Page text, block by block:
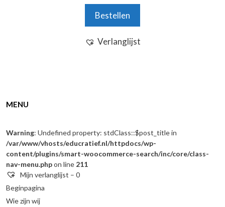
Bestellen
Verlanglijst
MENU
Warning: Undefined property: stdClass::$post_title in
/var/www/vhosts/educratief.nl/httpdocs/wp-
content/plugins/smart-woocommerce-search/inc/core/class-
nav-menu.phpon line 211
Mijn verlanglijst – 0
Beginpagina
Wie zijn wij